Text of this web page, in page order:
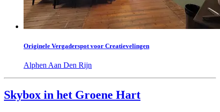
Originele Vergaderspot voor Creatievelingen
Alphen Aan Den Rijn
Skybox in het Groene Hart